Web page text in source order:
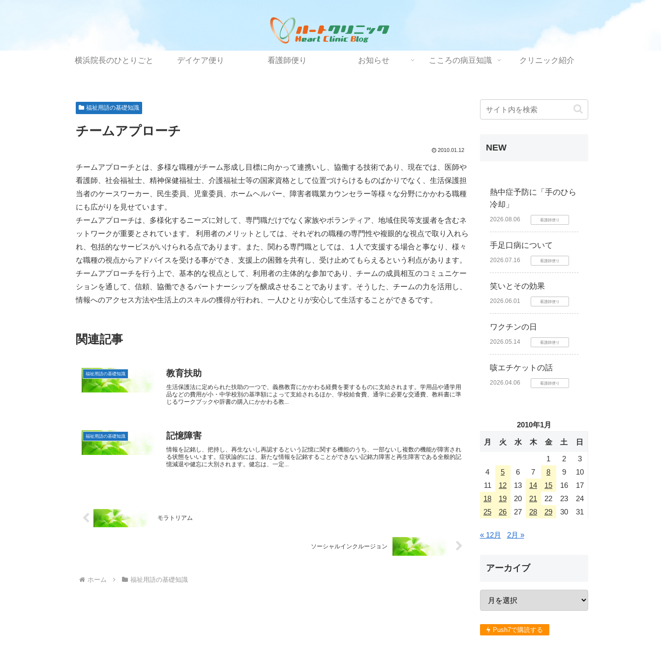
横浜院長のひとりごと デイケア便り 看護師便り お知らせ こころの病豆知識 クリニック紹介
福祉用語の基礎知識
チームアプローチ
2010.01.12
チームアプローチとは、多様な職種がチーム形成し目標に向かって連携いし、協働する技術であり、現在では、医師や
看護師、社会福祉士、精神保健福祉士、介護福祉士等の国家資格として位置づけらけるものばかりでなく、生活保護担
当者のケースワーカー、民生委員、児童委員、ホームヘルパー、障害者職業カウンセラー等様々な分野にかかわる職種
にも広がりを見せています。
チームアプローチは、多様化するニーズに対して、専門職だけでなく家族やボランティア、地域住民等支援者を含むネ
ットワークが重要とされています。 利用者のメリットとしては、それぞれの職種の専門性や複眼的な視点で取り入れら
れ、包括的なサービスがいけられる点であります。また、関わる専門職としては、１人で支援する場合と事なり、様々
な職種の視点からアドバイスを受ける事ができ、支援上の困難を共有し、受け止めてもらえるという利点があります。
チームアプローチを行う上で、基本的な視点として、利用者の主体的な参加であり、チームの成員相互のコミュニケー
ションを通して、信頼、協働できるパートナーシップを醸成させることであります。そうした、チームの力を活用し、
情報へのアクセス方法や生活上のスキルの獲得が行われ、一人ひとりが安心して生活することができるです。
関連記事
福祉用語の基礎知識 教育扶助
生活保護法に定められた扶助の一つで、義務教育にかかわる経費を要するものに支給されます。学用品や通学用
品などの費用が小・中学校別の基準額によって支給されるほか、学校給食費、通学に必要な交通費、教科書に準
じるワークブックや辞書の購入にかかわる教...
福祉用語の基礎知識 記憶障害
情報を記銘し、把持し、再生ないし再認するという記憶に関する機能のうち、一部ないし複数の機能が障害され
る状態をいいます。症状論的には、新たな情報を記銘することができない記銘力障害と再生障害である全般的記
憶減退や健忘に大別されます。健忘は、一定...
モラトリアム
ソーシャルインクルージョン
ホーム 福祉用語の基礎知識
NEW
熱中症予防に「手のひら
冷却」
2026.08.06 看護師便り
手足口病について
2026.07.16 看護師便り
笑いとその効果
2026.06.01 看護師便り
ワクチンの日
2026.05.14 看護師便り
咳エチケットの話
2026.04.06 看護師便り
2010年1月
月 火 水 木 金 土
日
1
2
3
4
5 6 7 8 9
10
11
12 13 14 15 16
17
18
19 20 21 22 23
24
25
26 27 28 29 30 31
« 12月 2月 »
アーカイブ
Push7で購読する